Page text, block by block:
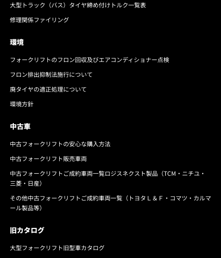
大型トラック（バス）タイヤ締め付けトルク一覧表
修理関係ファイリング
環境
フォークリフトのフロン回収及びエアコンディショナー点検
フロン排出抑制法施行について
廃タイヤの適正処理について
環境方針
中古車
中古フォークリフトの安心な購入方法
中古フォークリフト販売車両
中古フォークリフトご成約車両一覧ロジスネクスト製品（TCM・ニチユ・
三菱・日産）
その他中古フォークリフトご成約車両一覧（トヨタＬ＆Ｆ・コマツ・カルマ
ール製品等）
旧カタログ
大型フォークリフト旧型車カタログ